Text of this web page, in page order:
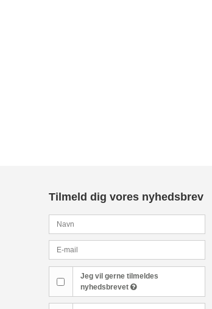
Tilmeld dig vores nyhedsbrev
Jeg vil gerne tilmeldes
nyhedsbrevet